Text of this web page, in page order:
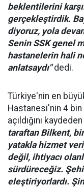
beklentilerini
gerçekleştirdik.
diyoruz, yola
Senin SSK genel
hastanelerin hali
anlatsaydı"dedi.
Türkiye'nin en
Hastanesi'nin 4
açıldığını
taraftan Bilkent,
yatakla hizmet
değil, ihtiyacı
sürdüreceğiz.
eleştiriyorlardı.